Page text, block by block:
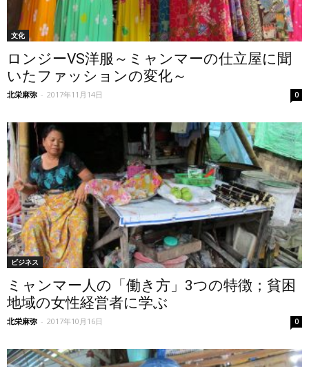
文化
ロンジーVS洋服～ミャンマーの仕立屋に聞
いたファッションの変化～
北栄麻弥 - 2017年11月14日 0
ビジネス
ミャンマー人の「働き方」3つの特徴；貧困
地域の女性経営者に学ぶ
北栄麻弥 - 2017年10月16日 0